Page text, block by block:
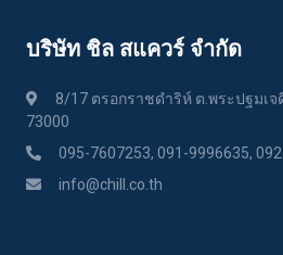
บริษัท ชิล สแควร์ จำกัด
8/17 ตรอกราชดำริห์ ต.พระปฐมเจ
73000
095-7607253, 091-9996635,
info@chill.co.th